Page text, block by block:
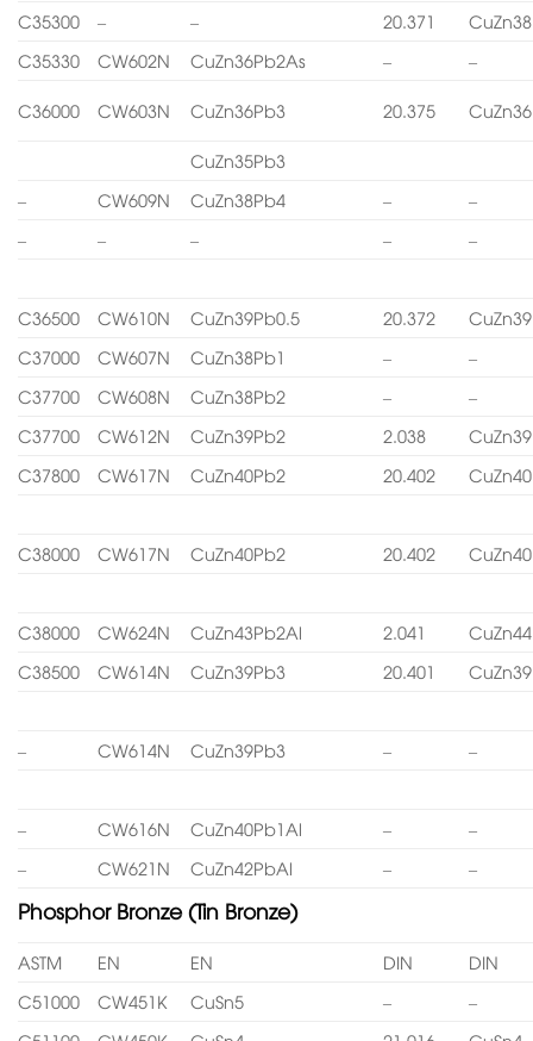
C35300 – – 20.371
C35330
CW602N CuZn36Pb2As – –
C36000 CW603N CuZn36Pb3 20.375
CuZn35Pb3
–
CW609N CuZn38Pb4 –
–
–
– – – –
C36500 CW610N CuZn39Pb0.5 20.372
C37000
CW607N CuZn38Pb1 –
–
C37700
CW608N CuZn38Pb2 –
–
C37700
CW612N CuZn39Pb2 2.038
C37800
CW617N CuZn40Pb2 20.402
C38000 CW617N CuZn40Pb2 20.402
C38000 CW624N CuZn43Pb2Al 2.041
C38500
CW614N CuZn39Pb3 20.401
– CW614N CuZn39Pb3 – –
– CW616N CuZn40Pb1Al –
–
–
CW621N CuZn42PbAl – –
Phosphor Bronze (Tin Bronze)
ASTM EN EN DIN
DIN
C51000
CW451K CuSn5 –
–